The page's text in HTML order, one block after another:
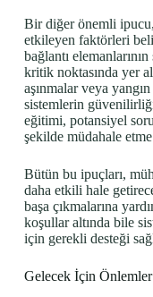
Bir diğer önemli ipucu,
etkileyen faktörleri
bağlantı
kritik noktasında yer
aşınmalar veya
sistemlerin
eğitimi, potansiyel
şekilde müdahale
Bütün bu ipuçları,
daha etkili hale
başa çıkmalarına
koşullar altında bile
için gerekli desteği
Gelecek İçin